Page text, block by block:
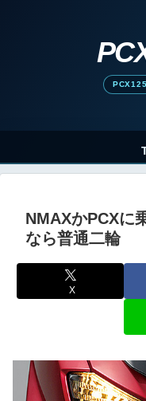
NMAXかPCXに
なら普通二輪
X